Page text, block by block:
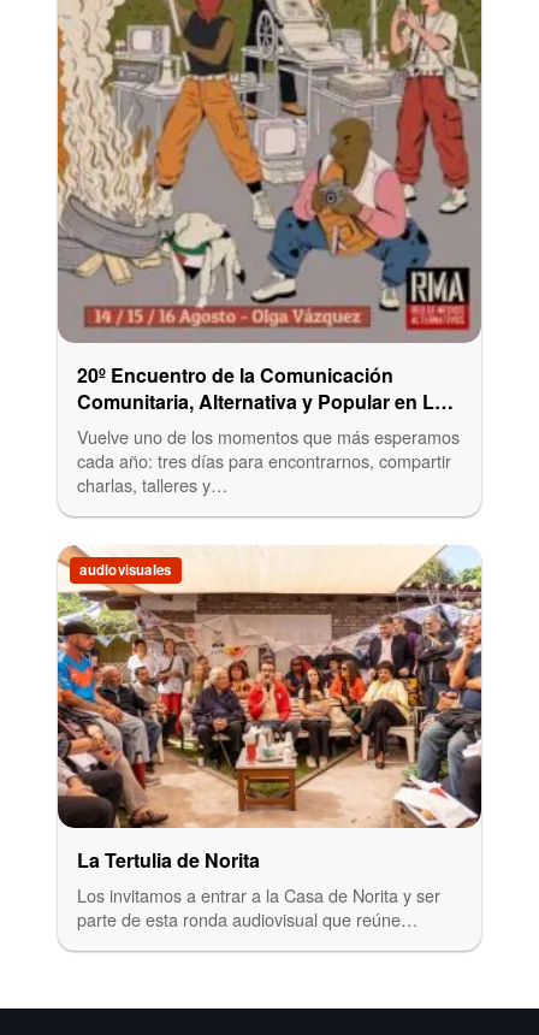
20º Encuentro de la Comunicación
Comunitaria, Alternativa y Popular en La
Plata
Vuelve uno de los momentos que más esperamos
cada año: tres días para encontrarnos, compartir
charlas, talleres y…
audiovisuales
La Tertulia de Norita
Los invitamos a entrar a la Casa de Norita y ser
parte de esta ronda audiovisual que reúne…